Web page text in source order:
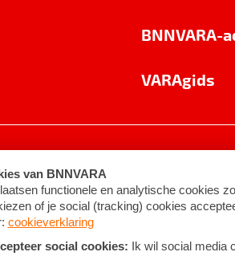
BNNVARA-
VARAgids
Algemene voorwaarden ©2026